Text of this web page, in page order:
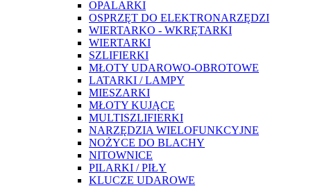
OPALARKI
OSPRZĘT DO ELEKTRONARZĘDZI
WIERTARKO - WKRĘTARKI
WIERTARKI
SZLIFIERKI
MŁOTY UDAROWO-OBROTOWE
LATARKI / LAMPY
MIESZARKI
MŁOTY KUJĄCE
MULTISZLIFIERKI
NARZĘDZIA WIELOFUNKCYJNE
NOŻYCE DO BLACHY
NITOWNICE
PILARKI / PIŁY
KLUCZE UDAROWE